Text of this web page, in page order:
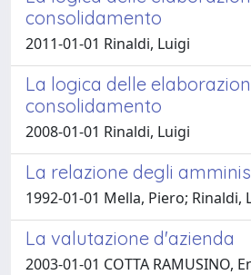
consolidamento
2011-01-01 Rinaldi, Luigi
La logica delle
consolidamento
2008-01-01 Rinaldi, Luigi
La relazione degli
1992-01-01 Mella, Piero; Rinaldi,
La valutazione d'azienda
2003-01-01 COTTA RAMUSINO,